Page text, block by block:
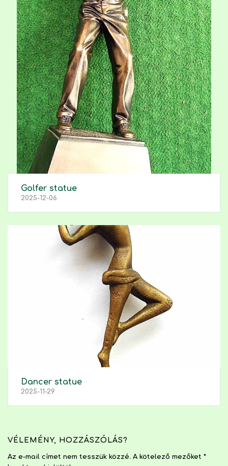
Golfer statue
2025-12-06
Dancer statue
2025-11-29
VÉLEMÉNY, HOZZÁSZÓLÁS?
Az e-mail címet nem tesszük közzé. A kötelező mezőket *